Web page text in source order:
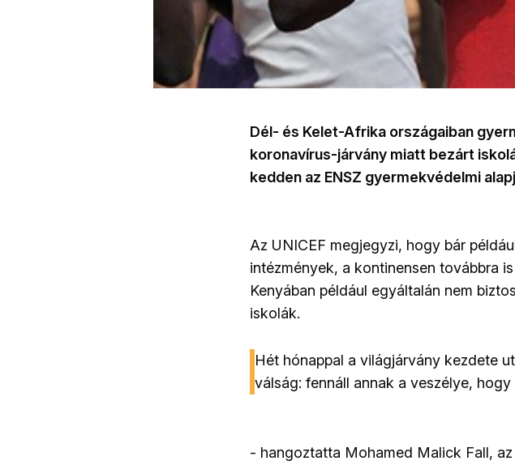
Dél- és Kelet-Afrika országaiban
koronavírus-járvány miatt bezárt
kedden az ENSZ gyermekvédelmi
Az UNICEF megjegyzi, hogy bár
intézmények, a kontinensen továbbra
Kenyában például egyáltalán nem
iskolák.
Hét hónappal a világjárvány kezdete
válság: fennáll annak a veszélye,
- hangoztatta Mohamed Malick Fall,